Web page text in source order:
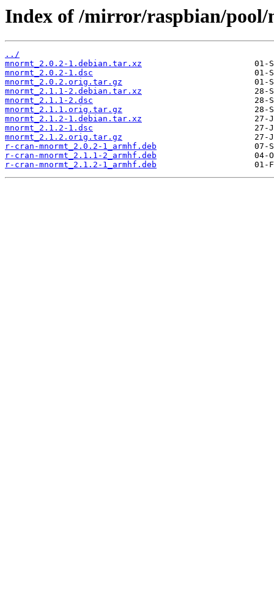
Index of /mirror/raspbian/
../
mnormt_2.0.2-1.debian.tar.xz
mnormt_2.0.2-1.dsc
mnormt_2.0.2.orig.tar.gz
mnormt_2.1.1-2.debian.tar.xz
mnormt_2.1.1-2.dsc
mnormt_2.1.1.orig.tar.gz
mnormt_2.1.2-1.debian.tar.xz
mnormt_2.1.2-1.dsc
mnormt_2.1.2.orig.tar.gz
r-cran-mnormt_2.0.2-1_armhf.deb
r-cran-mnormt_2.1.1-2_armhf.deb
r-cran-mnormt_2.1.2-1_armhf.deb